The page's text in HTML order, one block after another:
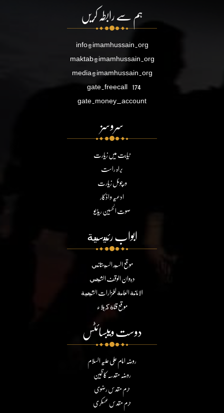
ہم سے رابطہ کریں
info@imamhussain.org
maktab@imamhussain.org
media@imamhussain.org
gate.freecall 174
gate.money_account
سروسز
نیابت میں زیارت
براہ راست
ورچوئل زیارت
ادعیہ و اذکار
صوت الحسین ریڈیو
ابواب رئيسية
موقع السيد السيستاني
ديوان الوقف الشيعي
الامانة العامة للمزارات الشيعية
موقع قناة كربلاء
دوست ویبسائٹس
روضہ امام علی علیہ السلام
روضہ مقدسہ کاظمین
حرم مقدس رضوی
حرم مقدس عسکری